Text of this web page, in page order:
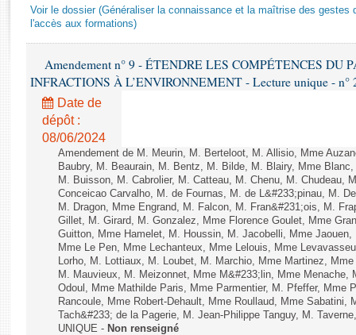
Rapports législatifs
Rapports sur l'application des lois
Baromètre de l’application des lois
Dossiers législatifs
Budget et sécurité sociale
Questions écrites et orales
Comptes rendus des débats
Voir le dossier (Généraliser la connaissance et la maîtrise des gestes
l'accès aux formations)
Amendement n° 9 - ÉTENDRE LES COMPÉTENCES DU
INFRACTIONS À L’ENVIRONNEMENT - Lecture unique - n°
Date de
dépôt :
08/06/2024
Amendement de M. Meurin, M. Berteloot, M. Allisio, Mme
Baubry, M. Beaurain, M. Bentz, M. Bilde, M. Blairy, Mme
M. Buisson, M. Cabrolier, M. Catteau, M. Chenu, M. Chudeau,
Conceicao Carvalho, M. de Fournas, M. de L&#233;pinau, M.
M. Dragon, Mme Engrand, M. Falcon, M. Fran&#231;ois, M.
Gillet, M. Girard, M. Gonzalez, Mme Florence Goulet, Mme
Guitton, Mme Hamelet, M. Houssin, M. Jacobelli, Mme
Mme Le Pen, Mme Lechanteux, Mme Lelouis, Mme
Lorho, M. Lottiaux, M. Loubet, M. Marchio, Mme Martinez,
M. Mauvieux, M. Meizonnet, Mme M&#233;lin, Mme Menache,
Odoul, Mme Mathilde Paris, Mme Parmentier, M. Pfeffer, Mme
Rancoule, Mme Robert-Dehault, Mme Roullaud, Mme
Tach&#233; de la Pagerie, M. Jean-Philippe Tanguy, M.
UNIQUE - Non renseigné